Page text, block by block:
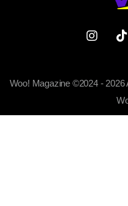
Woo! Magazine ©2024 -